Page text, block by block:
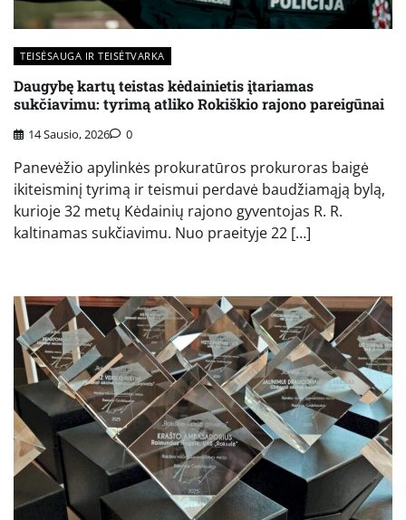
TEISĖSAUGA IR TEISĖTVARKA
Daugybę kartų teistas kėdainietis įtariamas
sukčiavimu: tyrimą atliko Rokiškio rajono pareigūnai
14 Sausio, 2026 0
Panevėžio apylinkės prokuratūros prokuroras baigė
ikiteisminį tyrimą ir teismui perdavė baudžiamąją bylą,
kurioje 32 metų Kėdainių rajono gyventojas R. R.
kaltinamas sukčiavimu. Nuo praeityje 22 […]